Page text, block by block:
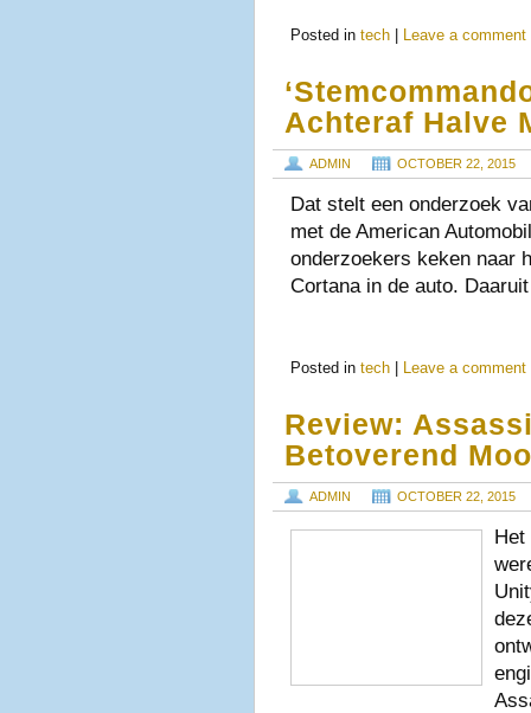
Posted in tech Leave a comment
Achteraf Halve
ADMIN OCTOBER 22, 2015
Dat stelt een onderzoek
met de American
onderzoekers keken naar
Cortana in de auto.
Posted in tech Leave a comment
Review:
Betoverend
ADMIN OCTOBER 22, 2015
Het